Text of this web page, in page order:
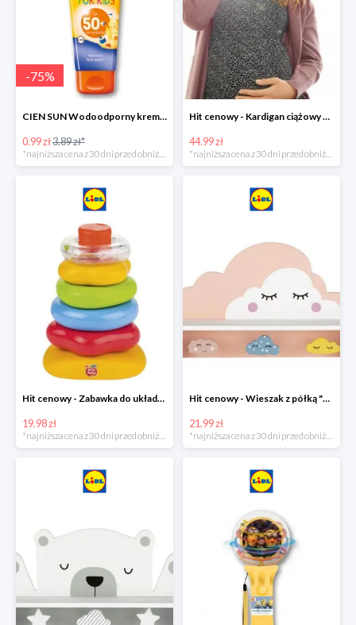
-75%
CIEN SUN Wodoodporny krem do opalania dla dzieci SPF 50 -39%
0.99 zł3.89 zł*
*najniższa cena z 30 dni przed obniżką
Hit cenowy - Kardigan ciążowy z biobawełny
44.99 zł
*najniższa cena z 30 dni przed obniżką
Hit cenowy - Zabawka do układania
19.98 zł
Hit cenowy - Wieszak z półką "Chmurka"
21.99 zł